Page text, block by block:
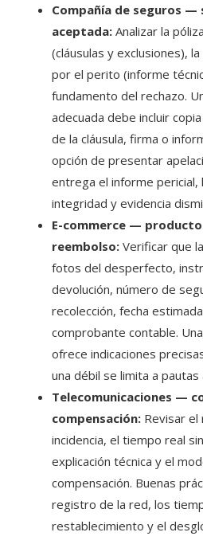
Compañía de seguros —
aceptada: Analizar la
(cláusulas y exclusiones),
por el perito (informe
fundamento del rechazo.
adecuada debe incluir
de la cláusula, firma o
opción de presentar
entrega el informe pericial,
integridad y evidencia
E-commerce —
reembolso: Verificar que
fotos del desperfecto,
devolución, número de
recolección, fecha
comprobante contable.
ofrece indicaciones
una débil se limita a
Telecomunicaciones —
compensación: Revisar
incidencia, el tiempo real
explicación técnica y el
compensación. Buenas
registro de la red, los
restablecimiento y el